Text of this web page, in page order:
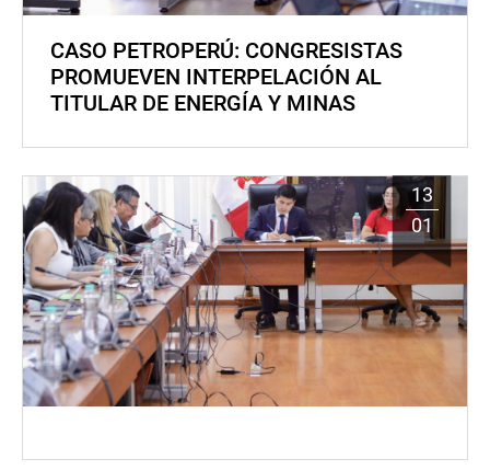
CASO PETROPERÚ: CONGRESISTAS
PROMUEVEN INTERPELACIÓN AL
TITULAR DE ENERGÍA Y MINAS
13
01